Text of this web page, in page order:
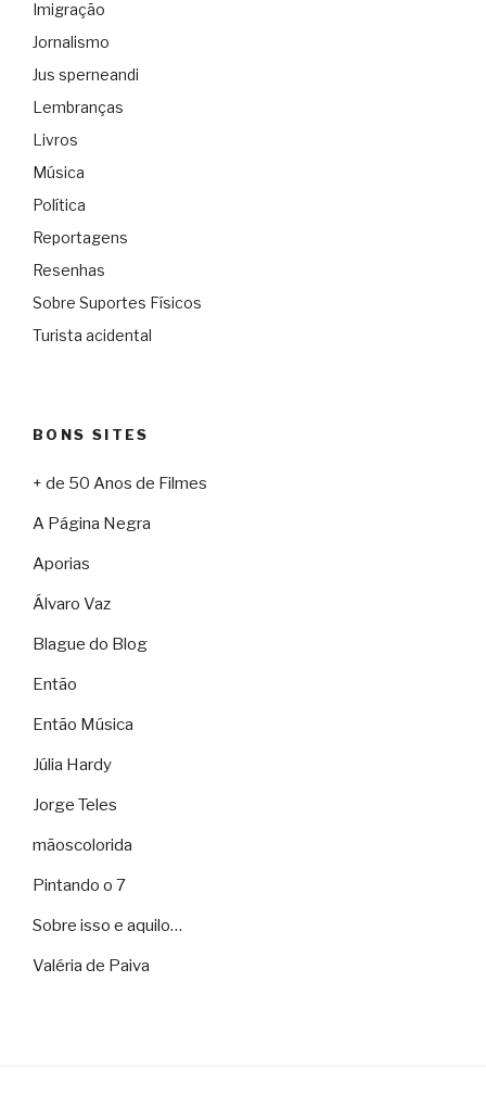
Imigração
Jornalismo
Jus sperneandi
Lembranças
Livros
Música
Política
Reportagens
Resenhas
Sobre Suportes Físicos
Turista acidental
BONS SITES
+ de 50 Anos de Filmes
A Página Negra
Aporias
Álvaro Vaz
Blague do Blog
Então
Então Música
Júlia Hardy
Jorge Teles
mãoscolorida
Pintando o 7
Sobre isso e aquilo…
Valéria de Paiva